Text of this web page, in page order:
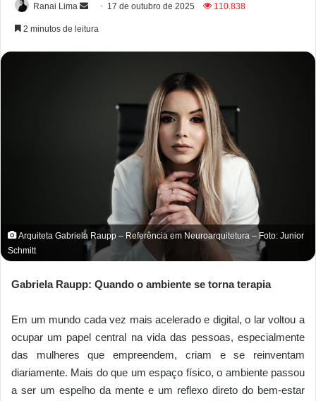
Ranai Lima 17 de outubro de 2025 110.838
2 minutos de leitura
Arquiteta Gabriela Raupp – Referência em Neuroarquitetura – Foto: Junior
Schmitt
Gabriela Raupp: Quando o ambiente se torna terapia
Em um mundo cada vez mais acelerado e digital, o lar voltou a
ocupar um papel central na vida das pessoas, especialmente
das mulheres que empreendem, criam e se reinventam
diariamente. Mais do que um espaço físico, o ambiente passou
a ser um espelho da mente e um reflexo direto do bem-estar